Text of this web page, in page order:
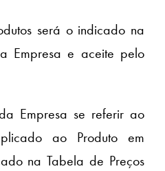
será o indicado na
Empresa e aceite pelo
Empresa se referir ao
ao Produto em
na Tabela de Preços